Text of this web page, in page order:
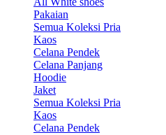
Pakaian
Semua Koleksi Pria
Kaos
Celana Pendek
Celana Panjang
Hoodie
Jaket
Semua Koleksi Pria
Kaos
Celana Pendek